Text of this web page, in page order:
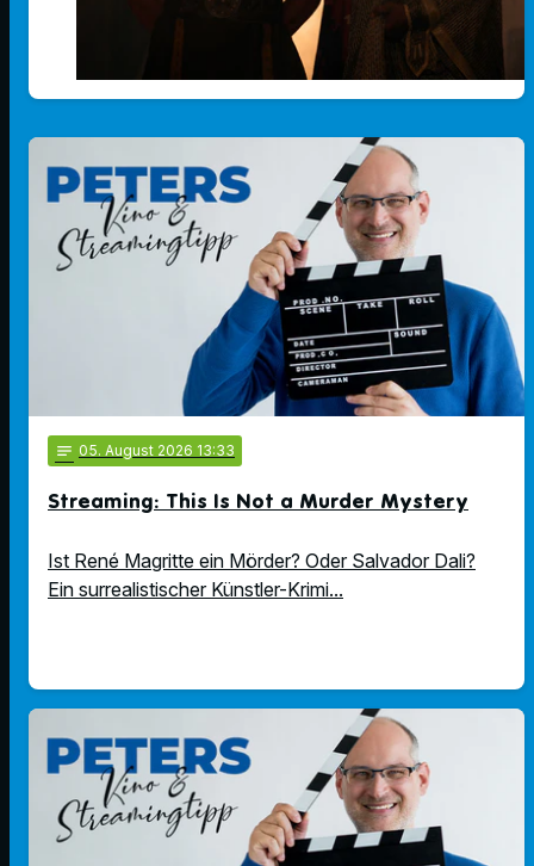
notes 05. August 2026 13:33
Streaming: This Is Not a Murder Mystery
Ist René Magritte ein Mörder? Oder Salvador Dali?
Ein surrealistischer Künstler-Krimi...